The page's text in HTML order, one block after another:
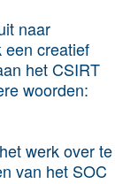
naar
een creatief
het CSIRT
woorden:
werk over te
van het SOC